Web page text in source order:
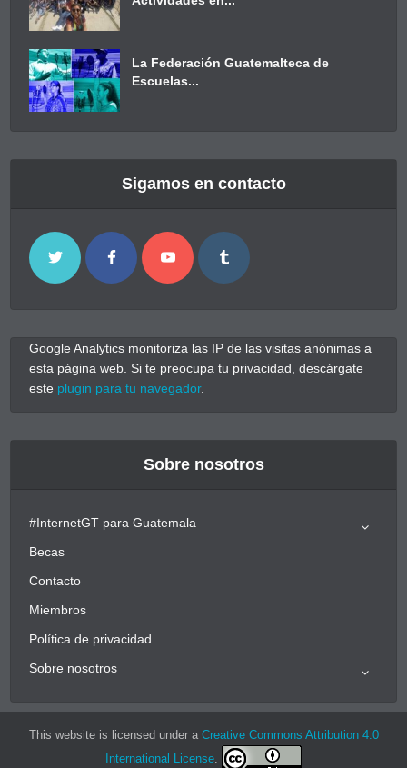
La Federación Guatemalteca de
Escuelas...
Sigamos en contacto
Google Analytics monitoriza las IP de las visitas anónimas a
esta página web. Si te preocupa tu privacidad, descárgate
este plugin para tu navegador.
Sobre nosotros
#InternetGT para Guatemala
Becas
Contacto
Miembros
Política de privacidad
Sobre nosotros
This website is licensed under a Creative Commons Attribution 4.0
International License